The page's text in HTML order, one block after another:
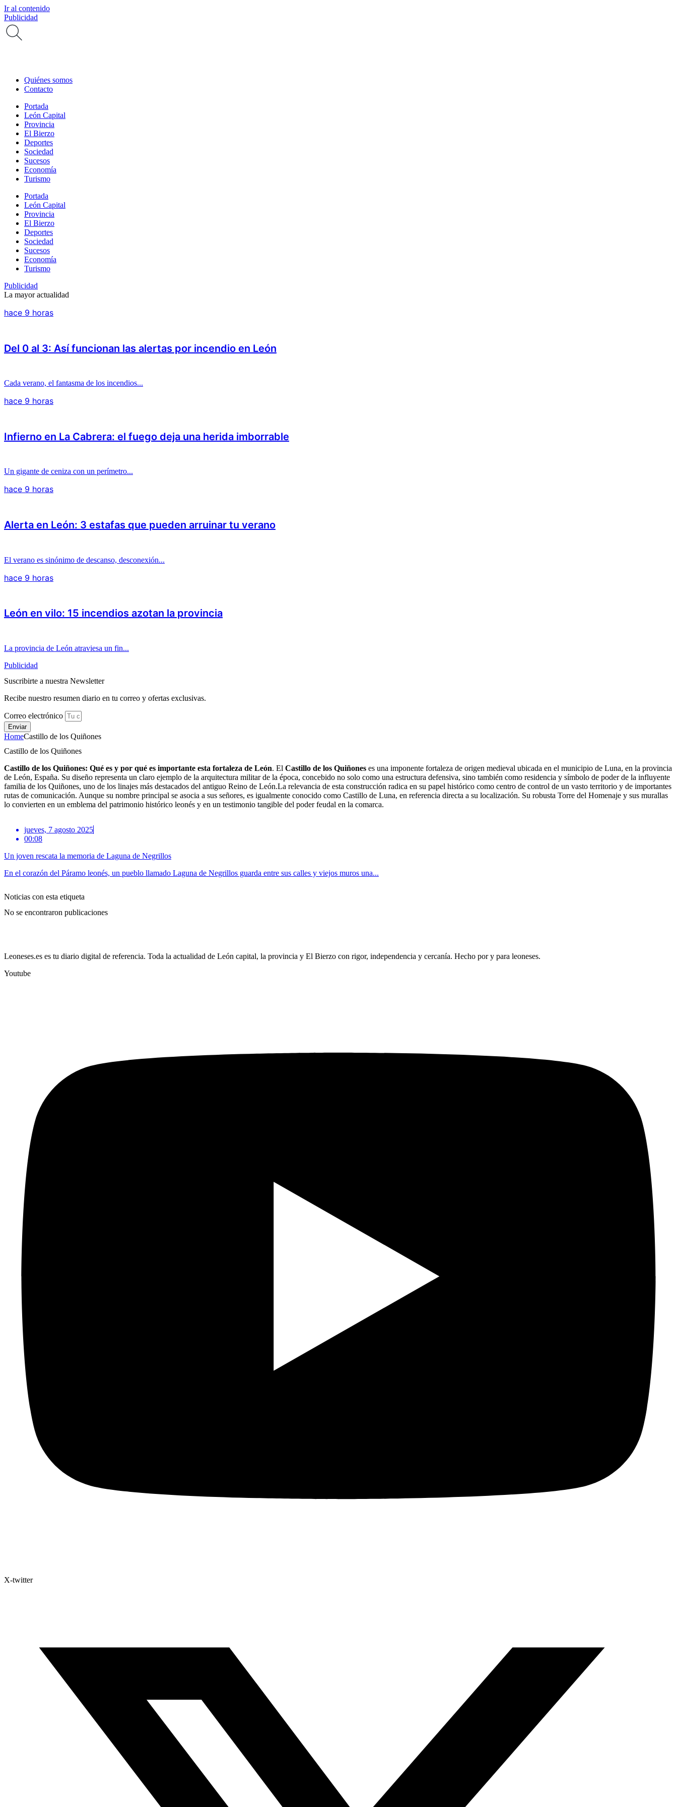
Ir al contenido
Publicidad
Quiénes somos
Contacto
Portada
León Capital
Provincia
El Bierzo
Deportes
Sociedad
Sucesos
Economía
Turismo
Portada
León Capital
Provincia
El Bierzo
Deportes
Sociedad
Sucesos
Economía
Turismo
Publicidad
La mayor actualidad
hace 9 horas
Del 0 al 3: Así funcionan las alertas por incendio en León
Cada verano, el fantasma de los incendios...
hace 9 horas
Infierno en La Cabrera: el fuego deja una herida imborrable
Un gigante de ceniza con un perímetro...
hace 9 horas
Alerta en León: 3 estafas que pueden arruinar tu verano
El verano es sinónimo de descanso, desconexión...
hace 9 horas
León en vilo: 15 incendios azotan la provincia
La provincia de León atraviesa un fin...
Publicidad
Suscribirte a nuestra Newsletter
Recibe nuestro resumen diario en tu correo y ofertas exclusivas.
Correo electrónico
Enviar
HomeCastillo de los Quiñones
Castillo de los Quiñones
Castillo de los Quiñones: Qué es y por qué es importante esta fortaleza de León. El Castillo de los Quiñones es una imponente fortaleza de origen medieval ubicada en el municipio de Luna, en la provincia
de León, España. Su diseño representa un claro ejemplo de la arquitectura militar de la época, concebido no solo como una estructura defensiva, sino también como residencia y símbolo de poder de la influyente
familia de los Quiñones, uno de los linajes más destacados del antiguo Reino de León.La relevancia de esta construcción radica en su papel histórico como centro de control de un vasto territorio y de importantes
rutas de comunicación. Aunque su nombre principal se asocia a sus señores, es igualmente conocido como Castillo de Luna, en referencia directa a su localización. Su robusta Torre del Homenaje y sus murallas
lo convierten en un emblema del patrimonio histórico leonés y en un testimonio tangible del poder feudal en la comarca.
jueves, 7 agosto 2025
00:08
Un joven rescata la memoria de Laguna de Negrillos
En el corazón del Páramo leonés, un pueblo llamado Laguna de Negrillos guarda entre sus calles y viejos muros una...
Noticias con esta etiqueta
No se encontraron publicaciones
Leoneses.es es tu diario digital de referencia. Toda la actualidad de León capital, la provincia y El Bierzo con rigor, independencia y cercanía. Hecho por y para leoneses.
Youtube
X-twitter